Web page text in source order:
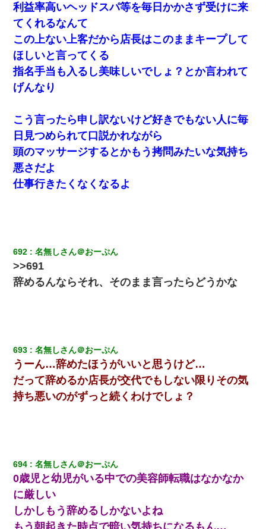
【衝撃】ある工場に配属すると、女の人がみんな退職してしま
う。会社「仕事がハードだし田舎で娯楽も少ないからキツイの
か…」→ 実際は違った
デパートの外商『私さんだと名乗る女が、ツケで宝石を買おうと
していて…』私「！？」→ 翌日。ママ友たちの様子が微妙におか
しくなり・・・
た。ある日、オッサンが火かき棒を持って顔を真っ赤にしながら
走り回っていて…
13歳娘が元嫁のところから逃げてきた。どう扱ったらいいのかわ
からない
凸してきた
22歳の頃、父に36歳の男性とお見合いをしてくれと頼まれた。父
の親会社の経営者の息子さんだったので、父も喜んで私の写真を
上司「何なの、この書類！！」私「あの‥」上司「今は私が話し
てるの！」私「ですから」上司「黙って聞きなさい！」私「それ
は」上司「言い訳しない！」→結果ｗｗｗｗｗ
夫の友達がBBQを定期的に開催して夫婦で参加してたんだけど、
女性側のリーダーみたいな人に「BBQは友達とやりなよ！」と言
われて…
兄の新しい嫁がやらかしすぎて辛い。当たり前のように実家や姪
の幼稚園に来る
利益率高いヘッドスパ等を毎日かかさず受けに来
てくれるなんて
この上ない上客だから店長はこのままキープして
ほしいと言ってくる
指名手当も入るし美味しいでしょ？とか言われて
げんなり
こう言ったら申し訳ないけど好きでもない人に毎
日見つめられて口説かれながら
頭のマッサージするとかもう拷問みたいな気持ち
悪さだよ
仕事行きたくなくなるよ
692 名無しさん＠おーぷん
>>691
辞めるんならそれ、そのまま言ったらどうかな
693 名無しさん＠おーぷん
うーん…辞めたほうがいいと思うけど…
だって辞めるか店長が交代でもしない限りその気
持ち悪いのがずっと続くわけでしょ？
694 名無しさん＠おーぷん
0歳児と幼児がいる中での美容師転職はなかなか
に厳しい
しかしもう辞めるしかないよね
もう朝起きた時点で暗い気持ちになるもん…